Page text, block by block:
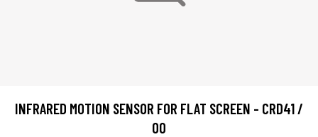
INFRARED MOTION SENSOR FOR FLAT SCREEN - CRD41 /
00